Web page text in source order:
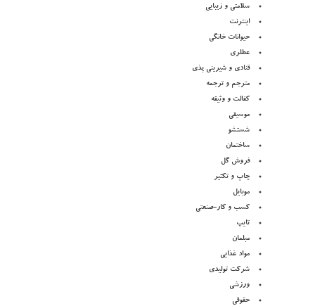
سلامتی و زیبایی
اینترنت
حیوانات خانگی
عطلری
قنادی و شیرینی پذی
مترجم و ترجمه
کفالت و وثیقه
موسیقی
شستشو
ساختمان
فروش گل
چاپ و تکثیر
موبایل
کسب و کار-صنعتی
تایپ
مبلمان
مواد غذایی
شرکت تولیدی
ورزشی
حقوقی